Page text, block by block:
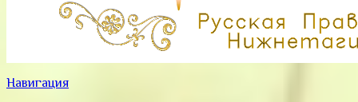
Навигация